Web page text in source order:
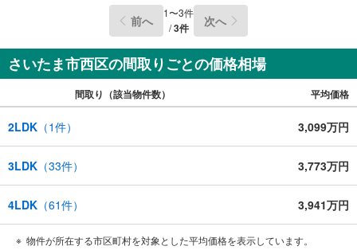
前へ 1〜3件
/3件 次へ
さいたま市西区の間取りごとの価格相場
間取り（該当物件数） 平均価格
2LDK （1件） 3,099万円
3LDK （33件） 3,773万円
4LDK （61件） 3,941万円
物件が所在する市区町村を対象とした平均価格を表示しています。